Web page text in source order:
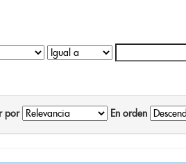
por En orden